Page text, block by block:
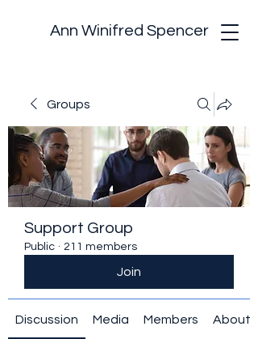
Ann Winifred Spencer
Groups
Support Group
Public · 211 members
Join
Discussion Media Members About